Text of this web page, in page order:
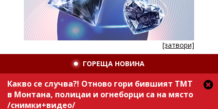
[затвори]
ГОРЕЩА НОВИНА
Какво се случва?! Отново гори бившият ТМТ
в Монтана, полицаи и огнеборци са на място
/снимки+видео/